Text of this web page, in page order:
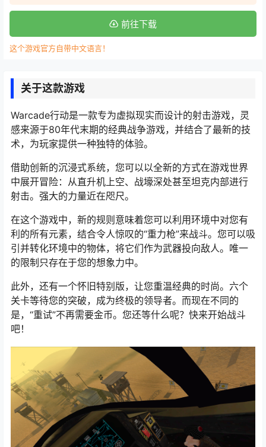
前往下载
这个游戏官方自带中文语言！
关于这款游戏
Warcade行动是一款专为虚拟现实而设计的射击游戏，灵
感来源于80年代末期的经典战争游戏，并结合了最新的技
术，为玩家提供一种独特的体验。
借助创新的沉浸式系统，您可以以全新的方式在游戏世界
中展开冒险：从直升机上空、战壕深处甚至坦克内部进行
射击。强大的力量近在咫尺。
在这个游戏中，新的规则意味着您可以利用环境中对您有
利的所有元素，结合令人惊叹的“重力枪”来战斗。您可以吸
引并转化环境中的物体，将它们作为武器投向敌人。唯一
的限制只存在于您的想象力中。
此外，还有一个怀旧特别版，让您重温经典的时尚。六个
关卡等待您的突破，成为终极的领导者。而现在不同的
是，“重试”不再需要金币。您还等什么呢？快来开始战斗
吧！